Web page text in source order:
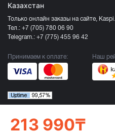
213 990₸
Казахстан
Только онлайн заказы на сайте,
Тел.: +7 (705) 780 06 90
Telegram.: +7 (775) 455 96 42
Принимаем к оплате: Наш
Продавец ТОО «Компания Эврика»,